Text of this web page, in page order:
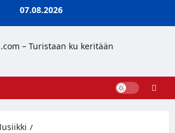
07.08.2026